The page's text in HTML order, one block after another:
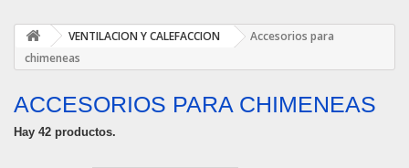
VENTILACION Y CALEFACCION
Accesorios para
chimeneas
ACCESORIOS PARA CHIMENEAS
Hay 42 productos.